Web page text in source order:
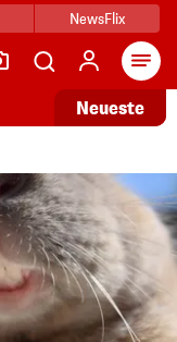
NewsFlix
Neueste